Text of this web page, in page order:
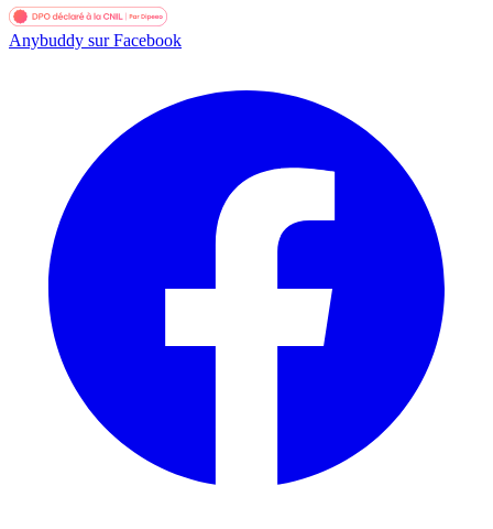
Anybuddy sur Facebook